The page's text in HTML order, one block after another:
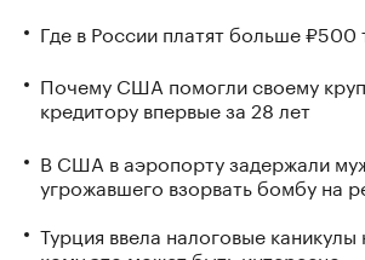
Где в России платят больше ₽500
Почему США помогли своему
кредитору впервые за 28 лет
В США в аэропорту задержали
угрожавшего взорвать бомбу на
Турция ввела налоговые каникулы